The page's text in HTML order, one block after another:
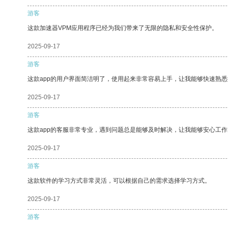
游客
这款加速器VPM应用程序已经为我们带来了无限的隐私和安全性保护。
2025-09-17
游客
这款app的用户界面简洁明了，使用起来非常容易上手，让我能够快速熟悉
2025-09-17
游客
这款app的客服非常专业，遇到问题总是能够及时解决，让我能够安心工作
2025-09-17
游客
这款软件的学习方式非常灵活，可以根据自己的需求选择学习方式。
2025-09-17
游客